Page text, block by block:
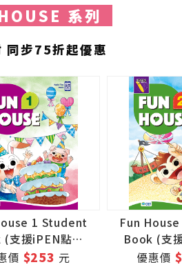
系列
同步75折起優惠
1 Student
(支援iPEN點讀
筆)
價 $253 元
Fun
Book (支
優惠價